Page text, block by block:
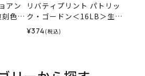
アン
色
ジ
リバティプリント パトリッ
ク・ゴードン＜16LB＞生地
（ホビーラホビーレオリジ
ナル）2026SS
¥374 (税込)